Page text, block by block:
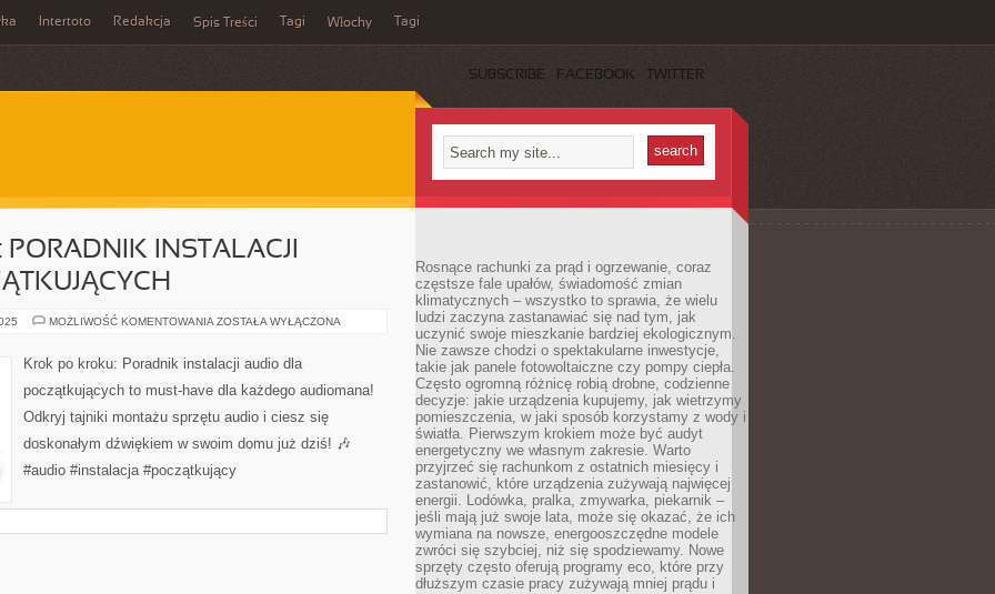
Intertoto Redakcja Spis Treści Tagi Włochy Tagi
SUBSCRIBE FACEBOOK TWITTER
INSTALACJI
MOŻLIWOŚĆ KOMENTOWANIA KROK
PORADNIK
INSTALACJI
DLA
ZOSTAŁA WYŁĄCZONA
Krok po kroku: Poradnik instalacji audio dla
początkujących to must-have dla każdego audiomana!
Odkryj tajniki montażu sprzętu audio i ciesz się
doskonałym dźwiękiem w swoim domu już dziś! 🎶
#audio #instalacja #początkujący
Rosnące rachunki za prąd i ogrzewanie, coraz
częstsze fale upałów, świadomość zmian
klimatycznych – wszystko to sprawia, że wielu
ludzi zaczyna zastanawiać się nad tym, jak
uczynić swoje mieszkanie bardziej ekologicznym.
Nie zawsze chodzi o spektakularne inwestycje,
takie jak panele fotowoltaiczne czy pompy ciepła.
Często ogromną różnicę robią drobne, codzienne
decyzje: jakie urządzenia kupujemy, jak wietrzymy
pomieszczenia, w jaki sposób korzystamy z wody i
światła. Pierwszym krokiem może być audyt
energetyczny we własnym zakresie. Warto
przyjrzeć się rachunkom z ostatnich miesięcy i
zastanowić, które urządzenia zużywają najwięcej
energii. Lodówka, pralka, zmywarka, piekarnik –
jeśli mają już swoje lata, może się okazać, że ich
wymiana na nowsze, energooszczędne modele
zwróci się szybciej, niż się spodziewamy. Nowe
sprzęty często oferują programy eco, które przy
dłuższym czasie pracy zużywają mniej prądu i